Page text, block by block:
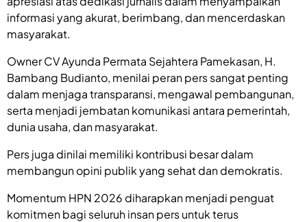
informasi yang akurat, berimbang, dan mencerdaskan
masyarakat.
Owner CV Ayunda Permata Sejahtera Pamekasan, H.
Bambang Budianto, menilai peran pers sangat penting
dalam menjaga transparansi, mengawal pembangunan,
serta menjadi jembatan komunikasi antara pemerintah,
dunia usaha, dan masyarakat.
Pers juga dinilai memiliki kontribusi besar dalam
membangun opini publik yang sehat dan demokratis.
Momentum HPN 2026 diharapkan menjadi penguat
komitmen bagi seluruh insan pers untuk terus